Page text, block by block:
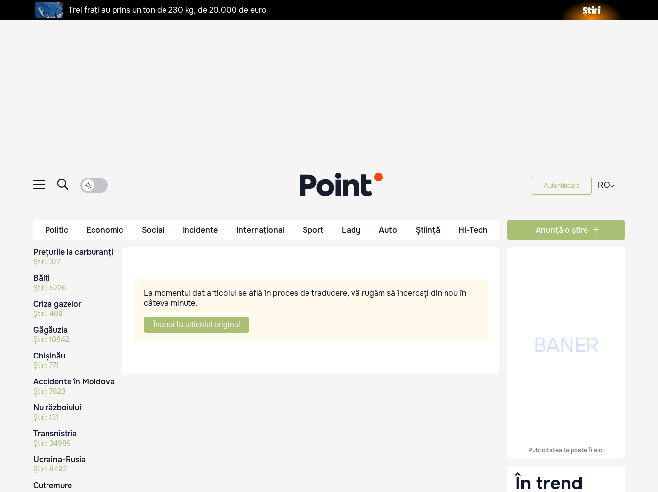
Trei frați au prins un ton de 230 kg, de 20.000 de euro
Autentificare RO⌵
Politic Economic Social Incidente Internațional Sport Lady Auto Știință Hi-Tech Anunță o știre
Prețurile la carburanți
Știri: 377
Bălți
Știri: 5726
Criza gazelor
Știri: 408
Găgăuzia
Știri: 10842
Chișinău
Știri: 771
Accidente în Moldova
Știri: 7823
Nu războiului
Știri: 131
Transnistria
Știri: 34989
Ucraina-Rusia
Știri: 8493
Cutremure
La momentul dat articolul se află în proces de traducere, vă rugăm să încercați din nou în
câteva minute.
Înapoi la articolul original
Publicitatea ta poate fi aici
În trend